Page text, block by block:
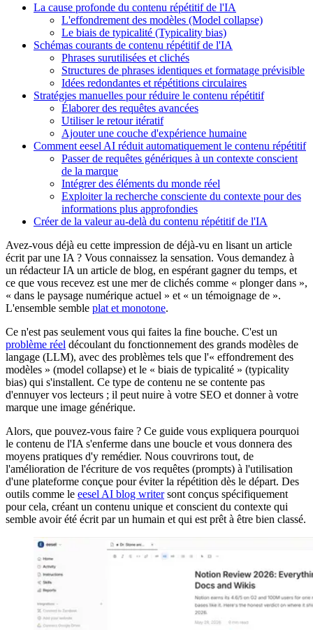
La cause profonde du contenu répétitif de l'IA
L'effondrement des modèles (Model collapse)
Le biais de typicalité (Typicality bias)
Schémas courants de contenu répétitif de l'IA
Phrases surutilisées et clichés
Structures de phrases identiques et formatage prévisible
Idées redondantes et répétitions circulaires
Stratégies manuelles pour réduire le contenu répétitif
Élaborer des requêtes avancées
Utiliser le retour itératif
Ajouter une couche d'expérience humaine
Comment eesel AI réduit automatiquement le contenu répétitif
Passer de requêtes génériques à un contexte conscient
de la marque
Intégrer des éléments du monde réel
Exploiter la recherche consciente du contexte pour des
informations plus approfondies
Créer de la valeur au-delà du contenu répétitif de l'IA
Avez-vous déjà eu cette impression de déjà-vu en lisant un article
écrit par une IA ? Vous connaissez la sensation. Vous demandez à
un rédacteur IA un article de blog, en espérant gagner du temps, et
ce que vous recevez est une mer de clichés comme « plonger dans »,
« dans le paysage numérique actuel » et « un témoignage de ».
L'ensemble semble plat et monotone.
Ce n'est pas seulement vous qui faites la fine bouche. C'est un
problème réel découlant du fonctionnement des grands modèles de
langage (LLM), avec des problèmes tels que l'« effondrement des
modèles » (model collapse) et le « biais de typicalité » (typicality
bias) qui s'installent. Ce type de contenu ne se contente pas
d'ennuyer vos lecteurs ; il peut nuire à votre SEO et donner à votre
marque une image générique.
Alors, que pouvez-vous faire ? Ce guide vous expliquera pourquoi
le contenu de l'IA s'enferme dans une boucle et vous donnera des
moyens pratiques d'y remédier. Nous couvrirons tout, de
l'amélioration de l'écriture de vos requêtes (prompts) à l'utilisation
d'une plateforme conçue pour éviter la répétition dès le départ. Des
outils comme le eesel AI blog writersont conçus spécifiquement
pour cela, créant un contenu unique et conscient du contexte qui
semble avoir été écrit par un humain et qui est prêt à être bien classé.